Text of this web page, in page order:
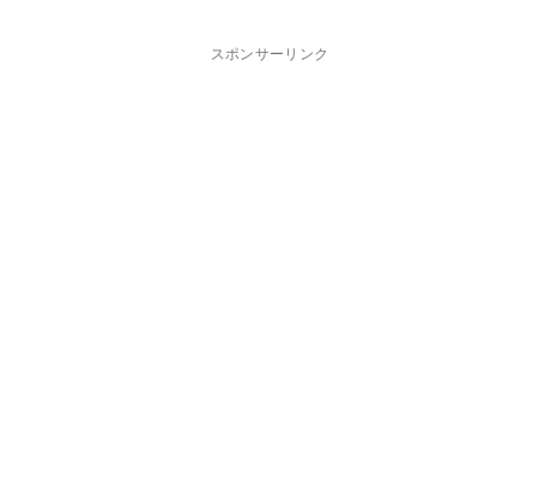
スポンサーリンク